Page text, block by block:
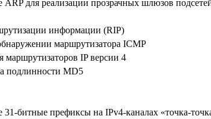
ARP для реализации прозрачных шлюзов
информации (RIP)
маршрутизатора ICMP
маршрутизаторов IP версии 4
подлинности MD5
31-битные префиксы на IPv4-каналах «точка-